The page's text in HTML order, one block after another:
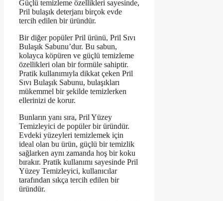
Güçlü temizleme özellikleri sayesinde,
Pril bulaşık deterjanı birçok evde
tercih edilen bir üründür.
Bir diğer popüler Pril ürünü, Pril Sıvı
Bulaşık Sabunu’dur. Bu sabun,
kolayca köpüren ve güçlü temizleme
özellikleri olan bir formüle sahiptir.
Pratik kullanımıyla dikkat çeken Pril
Sıvı Bulaşık Sabunu, bulaşıkları
mükemmel bir şekilde temizlerken
ellerinizi de korur.
Bunların yanı sıra, Pril Yüzey
Temizleyici de popüler bir üründür.
Evdeki yüzeyleri temizlemek için
ideal olan bu ürün, güçlü bir temizlik
sağlarken aynı zamanda hoş bir koku
bırakır. Pratik kullanımı sayesinde Pril
Yüzey Temizleyici, kullanıcılar
tarafından sıkça tercih edilen bir
üründür.